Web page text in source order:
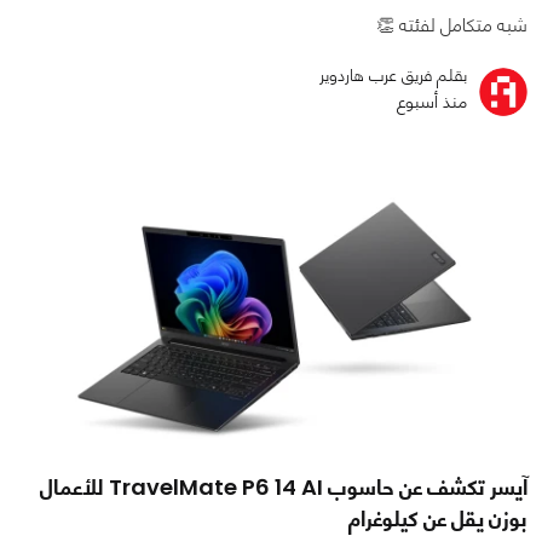
شبه متكامل لفئته 👏
بقلم فريق عرب هاردوير
منذ أسبوع
آيسر تكشف عن حاسوب TravelMate P6 14 AI للأعمال
بوزن يقل عن كيلوغرام